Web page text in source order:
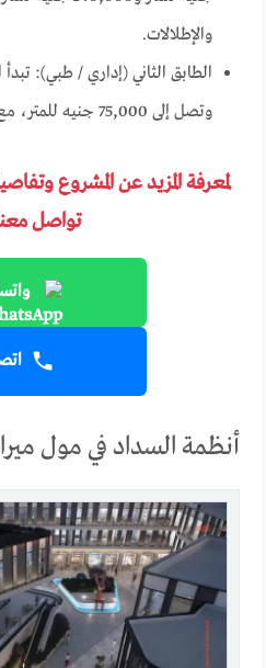
والإطلالات.
وتصل إلى 75,000 جنيه للمتر، مع تسليم كامل بدون تكييف.
لمعرفة المزيد عن المشروع
تواصل
أنظمة السداد في مول ميراي 6